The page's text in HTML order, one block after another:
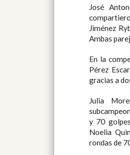
José
Jiménez
Ambas
En la
Pérez
gracias a
Julia
y 70
Noelia
rondas de